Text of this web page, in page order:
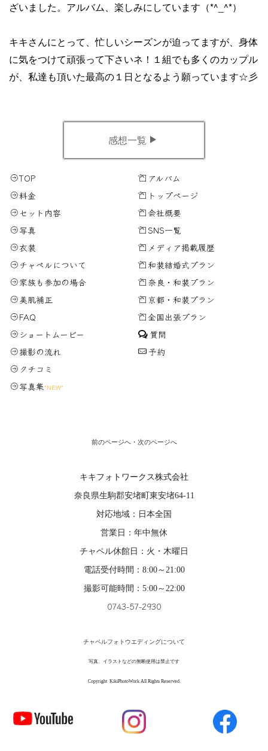
ざいました。アルバム、楽しみにしています（*^_^*）
キキさんにとって、忙しいシーズンが迫ってますが、身体
に気をつけて頑張って下さいネ！１組でも多くのカップル
が、私達も頂いた最高の１日となるよう願っています☆彡
感想一覧
TOP
料金
セット内容
写真
衣装
チャペルについて
家族も参加の場合
美肌補正
FAQ
ショートムービー
撮影の流れ
クチコミ
写真集"NEW"
アルバム
トップページ
会社概要
SNS一覧
メディア掲載履歴
和装結婚式プラン
奈良・和装プラン
京都・和装プラン
全国出張プラン
質問
予約
前のページへ・ 次のページへ
キキフォトワークス株式会社
奈良県生駒郡安堵町東安堵64-11
対応地域：日本全国
営業日：年中無休
チャペル休館日：火・木曜日
電話受付時間：8:00～21:00
撮影可能時間：5:00～22:00
0743-57-2930
チャペルフォトウエディングについて
写真、イラストなどの無断使用は禁止です
Copyright KikiPhotoWork All Rights Reserved.